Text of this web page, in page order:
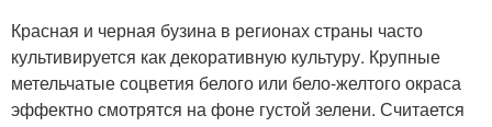
Красная и черная бузина в регионах страны часто
культивируется как декоративную культуру. Крупные
метельчатые соцветия белого или бело-желтого окраса
эффектно смотрятся на фоне густой зелени. Считается